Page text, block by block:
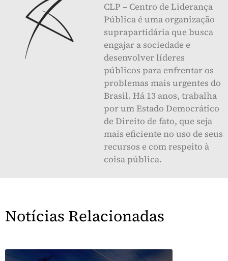
CLP – Centro de Liderança
Pública é uma organização
suprapartidária que busca
engajar a sociedade e
desenvolver líderes
públicos para enfrentar os
problemas mais urgentes do
Brasil. Há 13 anos, trabalha
por um Estado Democrático
de Direito de fato, que seja
mais eficiente no uso de seus
recursos e com respeito à
coisa pública.
Notícias Relacionadas